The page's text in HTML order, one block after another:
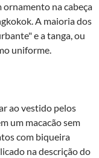
ornamento na cabeça
A maioria dos
e a tanga, ou
uniforme.
ao vestido pelos
um macacão sem
com biqueira
na descrição do